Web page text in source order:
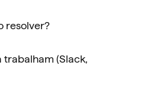
resolver?
trabalham (Slack,